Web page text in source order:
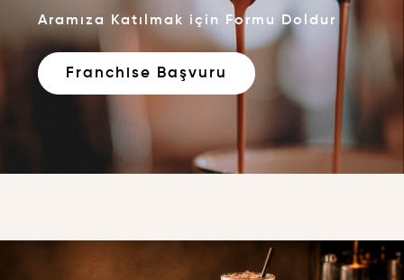
Aramıza Katılmak için Formu Doldur
Franchise Başvuru